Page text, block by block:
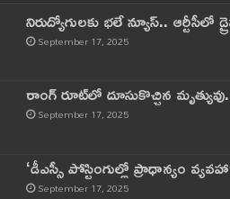
నిరుద్యోగులకు భలే న్యూస్.. ఆర్టీసీలో
September 17, 2025
రాంగ్ రూట్‌లో దూసుకొచ్చిన
September 17, 2025
‘డీఎస్సీ పోస్టింగుల్లో ప్రాధాన్యం
September 17, 2025